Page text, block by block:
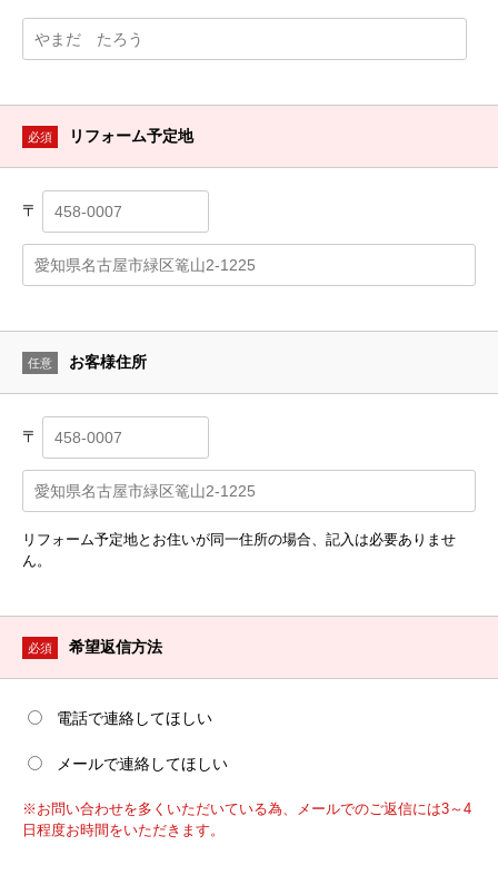
必須 リフォーム予定地
〒
任意 お客様住所
〒
リフォーム予定地とお住いが同一住所の場合、記入は必要ありませ
ん。
必須 希望返信方法
電話で連絡してほしい
メールで連絡してほしい
※お問い合わせを多くいただいている為、メールでのご返信には3～4
日程度お時間をいただきます。